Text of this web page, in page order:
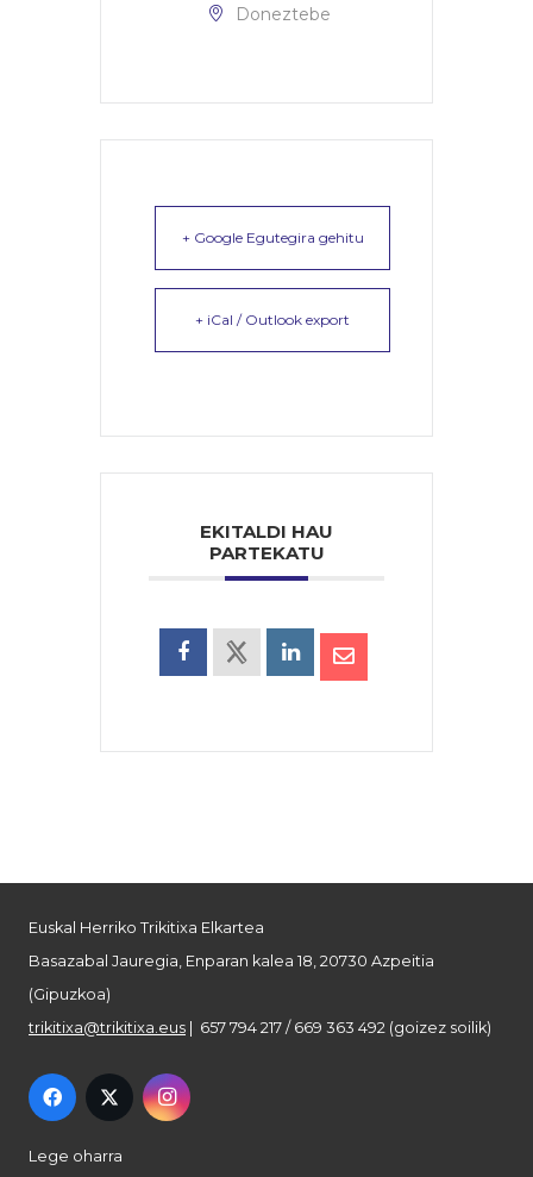
Doneztebe
+ Google Egutegira gehitu
+ iCal / Outlook export
EKITALDI HAU
PARTEKATU
Euskal Herriko Trikitixa Elkartea
Basazabal Jauregia, Enparan kalea 18, 20730 Azpeitia
(Gipuzkoa)
trikitixa@trikitixa.eus | 657 794 217 / 669 363 492 (goizez soilik)
Lege oharra